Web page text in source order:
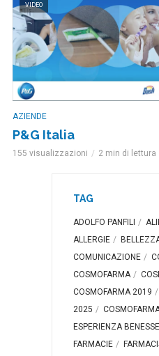
VIDEO
AZIENDE
P&G Italia
155 visualizzazioni 2 min di lettura
TAG
ADOLFO PANFILI
ALLERGIE
COMUNICAZIONE
COSMOFARMA
COSMOFARMA 2019
2025
ESPERIENZA
FARMACIE